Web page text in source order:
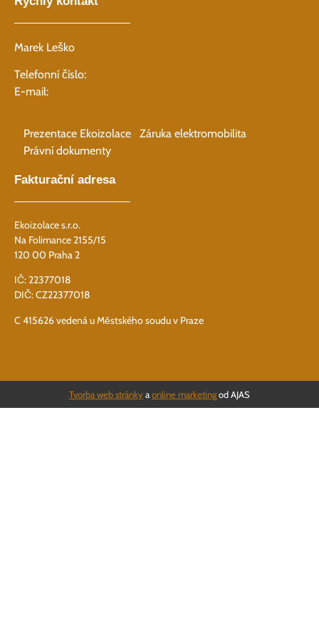
Marek Leško
Telefonní číslo:
E-mail:
Prezentace Ekoizolace
Záruka elektromobilita
Právní dokumenty
Fakturační adresa
Ekoizolace s.r.o.
Na Folimance 2155/15
120 00 Praha 2
IČ: 22377018
DIČ: CZ22377018
C 415626 vedená u Městského soudu v Praze
Tvorba web stránky aonline marketingod AJAS